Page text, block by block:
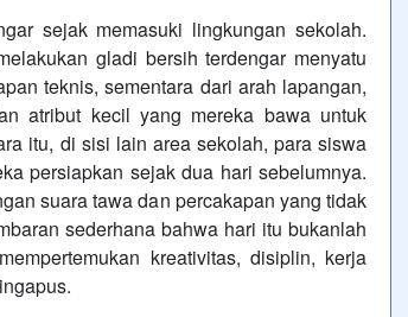
sejak memasuki lingkungan sekolah.
gladi bersih terdengar menyatu
teknis, sementara dari arah lapangan,
atribut kecil yang mereka bawa untuk
itu, di sisi lain area sekolah, para siswa
persiapkan sejak dua hari sebelumnya.
suara tawa dan percakapan yang tidak
sederhana bahwa hari itu bukanlah
kreativitas, disiplin, kerja